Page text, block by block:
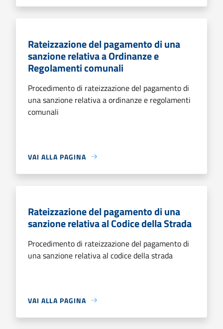
Rateizzazione del pagamento di una
sanzione relativa a Ordinanze e
Regolamenti comunali
Procedimento di rateizzazione del pagamento di
una sanzione relativa a ordinanze e regolamenti
comunali
VAI ALLA PAGINA
Rateizzazione del pagamento di una
sanzione relativa al Codice della Strada
Procedimento di rateizzazione del pagamento di
una sanzione relativa al codice della strada
VAI ALLA PAGINA